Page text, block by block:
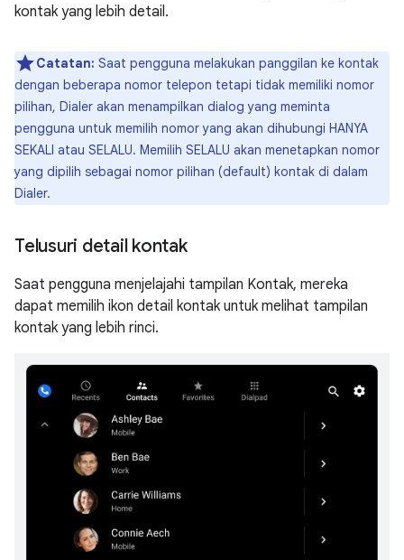
kontak yang lebih detail.
Catatan: Saat pengguna melakukan panggilan ke kontak
dengan beberapa nomor telepon tetapi tidak memiliki nomor
pilihan, Dialer akan menampilkan dialog yang meminta
pengguna untuk memilih nomor yang akan dihubungi HANYA
SEKALI atau SELALU. Memilih SELALU akan menetapkan nomor
yang dipilih sebagai nomor pilihan (default) kontak di dalam
Dialer.
Telusuri detail kontak
Saat pengguna menjelajahi tampilan Kontak, mereka
dapat memilih ikon detail kontak untuk melihat tampilan
kontak yang lebih rinci.